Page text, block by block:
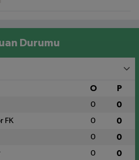
Durumu
O P
0 0
FK 0 0
0 0
0 0